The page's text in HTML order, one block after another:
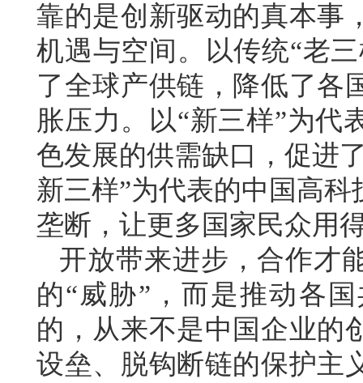
靠的是创新驱动的真本事
机遇与空间。以传统“老
了全球产供链，降低了各
胀压力。以“新三样”为代
色发展的供需缺口，促进
新三样”为代表的中国高
垄断，让更多国家民众用
开放带来进步，合作才
的“威胁”，而是推动各
的，从来不是中国企业的
设垒、脱钩断链的保护主